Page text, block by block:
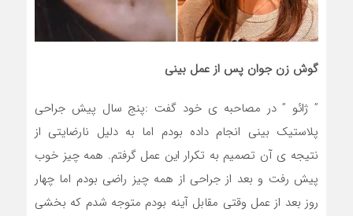
گوش زن جوان پس از عمل بینی
” ژائو ” در مصاحبه ی خود گفت :پنج سال پیش جراحی
پلاستیک بینی انجام داده بودم اما به دلیل نارضایتی از
نتیجه ی آن تصمیم به تکرار این عمل گرفتم. همه چیز خوب
پیش رفت و بعد از جراحی از همه چیز راضی بودم اما چهار
روز بعد از عمل وقتی مقابل آینه بودم متوجه شدم که بخشی